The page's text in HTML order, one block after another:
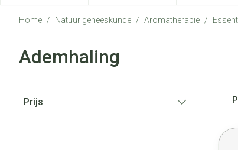
Home / Natuur geneeskunde / Aromatherapie /
Ademhaling
Prijs